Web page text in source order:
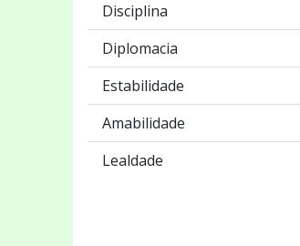
Disciplina
Diplomacia
Estabilidade
Amabilidade
Lealdade